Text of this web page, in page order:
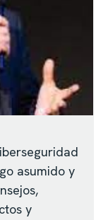
asumido y
y